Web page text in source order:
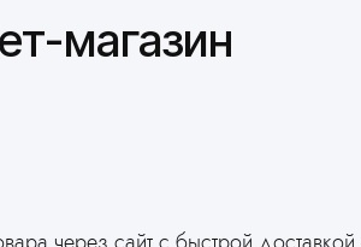
магазин